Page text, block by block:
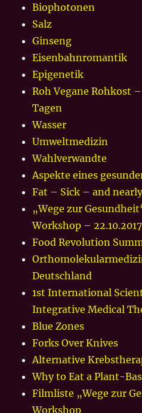
Biophotonen
Salz
Ginseng
Eisenbahnromantik
Epigenetik
Roh Vegane Rohkost
Tagen
Wasser
Umweltmedizin
Wahlverwandte
Aspekte eines
Fat – Sick – and
„Wege zur
Workshop – 22.10.2017
Food Revolution
Deutschland
1st International
Integrative Medical
Blue Zones
Forks Over Knives
Alternative
Why to Eat a Plant-
Filmliste „Wege zur
Workshop